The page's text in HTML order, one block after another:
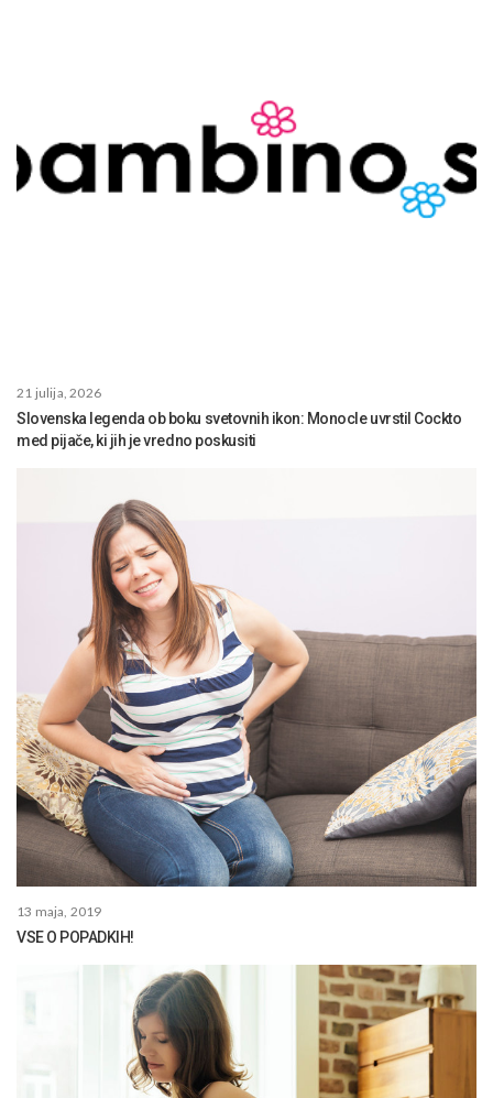
21 julija, 2026
Slovenska legenda ob boku svetovnih ikon: Monocle uvrstil Cockto
med pijače, ki jih je vredno poskusiti
13 maja, 2019
VSE O POPADKIH!